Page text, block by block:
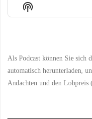
Show
Podcast
Als Podcast können Sie sich
automatisch herunterladen,
Andachten und den